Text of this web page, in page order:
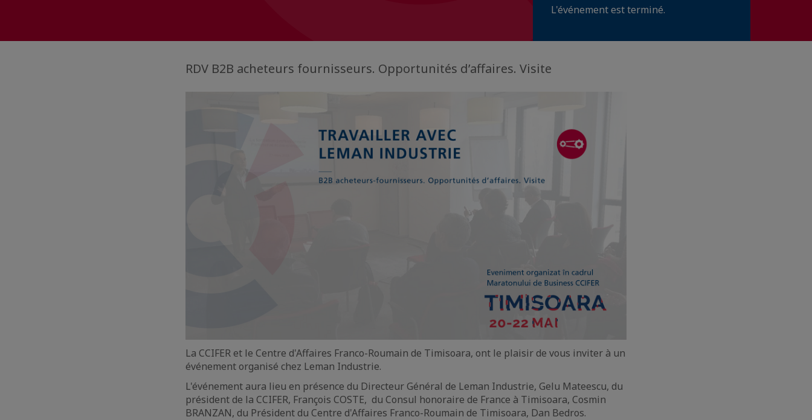
L'événement est terminé.
RDV B2B acheteurs fournisseurs. Opportunités d’affaires. Visite
La CCIFER et le Centre d'Affaires Franco-Roumain de Timisoara, ont le plaisir de vous inviter à un
événement organisé chez Leman Industrie.
L'événement aura lieu en présence du Directeur Général de Leman Industrie, Gelu Mateescu, du
président de la CCIFER, François COSTE, du Consul honoraire de France à Timisoara, Cosmin
BRANZAN, du Président du Centre d'Affaires Franco-Roumain de Timisoara, Dan Bedros.